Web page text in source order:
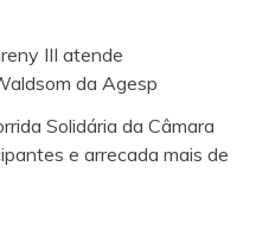
III atende
da Agesp
Solidária da Câmara
e arrecada mais de